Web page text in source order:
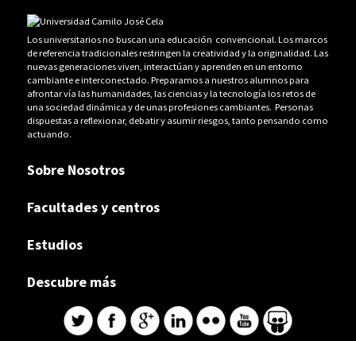
Los universitarios no buscan una educación convencional. Los marcos
de referencia tradicionales restringen la creatividad y la originalidad. Las
nuevas generaciones viven, interactúan y aprenden en un entorno
cambiante e interconectado. Preparamos a nuestros alumnos para
afrontar vía las humanidades, las ciencias y la tecnología los retos de
una sociedad dinámica y de unas profesiones cambiantes. Personas
dispuestas a reflexionar, debatir y asumir riesgos, tanto pensando como
actuando.
Sobre Nosotros
Facultades y centros
Estudios
Descubre más